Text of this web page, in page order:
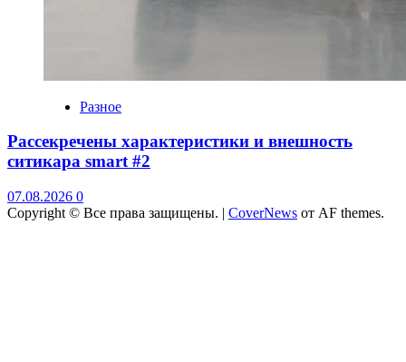
Разное
Рассекречены характеристики и внешность
ситикара smart #2
07.08.2026 0
Copyright © Все права защищены. | CoverNews от AF themes.